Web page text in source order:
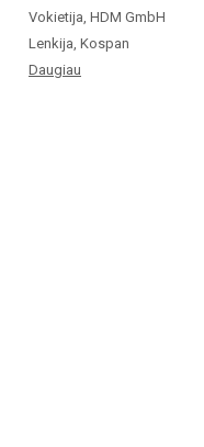
Vokietija, HDM GmbH
Lenkija, Kospan
Daugiau